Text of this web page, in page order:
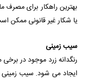
بهترین راهکار برای
یا شکار غیر قانونی ممکن
سیب زمینی
رنگدانه زرد موجود در
ایجاد می شود. سیب